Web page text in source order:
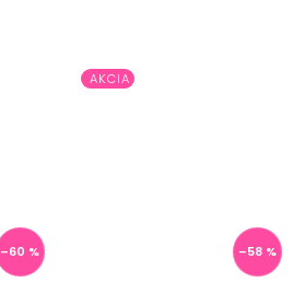
–60 %
AKCIA
–58 %